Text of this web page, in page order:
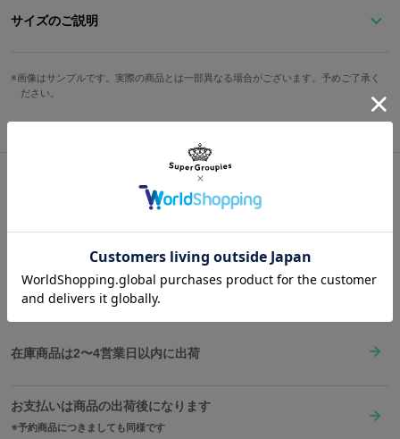
グ。
もあしらわれています。
内装は、槙島を連想させるパープルになっています。
※着用モデル身長：158cm
※こちらをご購入の方には、商品1点につき限定A4クリアファイル1
枚が特典として付属いたします。
サイズのご説明
Free
画像はサンプルです。実際の商品とは一部異なる場合がございます。予めご了承く
ださい。
Shopping Guide
👉お買い物で困った時はこちらをチェック
送料は全国一律1,000円。表示価格は全て税込みです。
在庫商品は2〜4営業日以内に出荷
お支払いは商品の出荷後になります
予約商品につきましても同様です